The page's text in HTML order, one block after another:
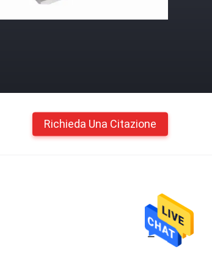
Richieda Una Citazione